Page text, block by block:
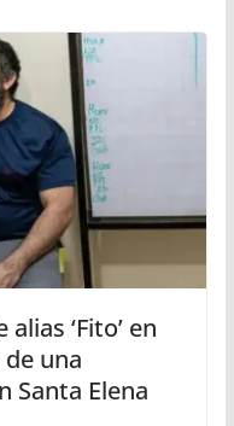
‘Fito’ en
una
Santa Elena